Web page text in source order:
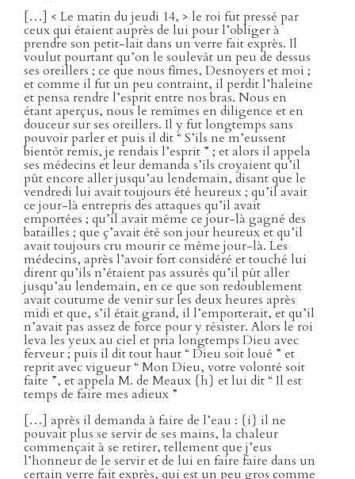
[…] < Le matin du jeudi 14, > le roi fut pressé par
ceux qui étaient auprès de lui pour l’obliger à
prendre son petit-lait dans un verre fait exprès. Il
voulut pourtant qu’on le soulevât un peu de dessus
ses oreillers ; ce que nous fîmes, Desnoyers et moi ;
et comme il fut un peu contraint, il perdit l’haleine
et pensa rendre l’esprit entre nos bras. Nous en
étant aperçus, nous le remîmes en diligence et en
douceur sur ses oreillers. Il y fut longtemps sans
pouvoir parler et puis il dit “ S’ils ne m’eussent
bientôt remis, je rendais l’esprit ” ; et alors il appela
ses médecins et leur demanda s’ils croyaient qu’il
pût encore aller jusqu’au lendemain, disant que le
vendredi lui avait toujours été heureux ; qu’il avait
ce jour-là entrepris des attaques qu’il avait
emportées ; qu’il avait même ce jour-là gagné des
batailles ; que ç’avait été son jour heureux et qu’il
avait toujours cru mourir ce même jour-là. Les
médecins, après l’avoir fort considéré et touché lui
dirent qu’ils n’étaient pas assurés qu’il pût aller
jusqu’au lendemain, en ce que son redoublement
avait coutume de venir sur les deux heures après
midi et que, s’il était grand, il l’emporterait, et qu’il
n’avait pas assez de force pour y résister. Alors le roi
leva les yeux au ciel et pria longtemps Dieu avec
ferveur ; puis il dit tout haut “ Dieu soit loué ” et
reprit avec vigueur “ Mon Dieu, votre volonté soit
faite ”, et appela M. de Meaux {h} et lui dit “ Il est
temps de faire mes adieux ”
[…] après il demanda à faire de l’eau : {i} il ne
pouvait plus se servir de ses mains, la chaleur
commençait à se retirer, tellement que j’eus
l’honneur de le servir et de lui en faire faire dans un
certain verre fait exprès, qui est un peu gros comme